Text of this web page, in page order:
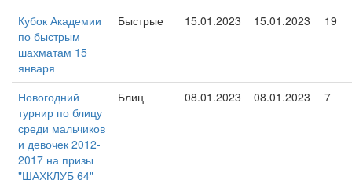
Кубок Академии
по быстрым
шахматам 15
января
Быстрые 15.01.2023 15.01.2023 19
Новогодний
турнир по блицу
среди мальчиков
и девочек 2012-
2017 на призы
"ШАХКЛУБ 64"
Блиц 08.01.2023 08.01.2023 7